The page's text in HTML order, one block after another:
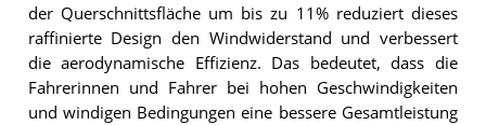
der Querschnittsfläche um bis zu 11% reduziert dieses
raffinierte Design den Windwiderstand und verbessert
die aerodynamische Effizienz. Das bedeutet, dass die
Fahrerinnen und Fahrer bei hohen Geschwindigkeiten
und windigen Bedingungen eine bessere Gesamtleistung